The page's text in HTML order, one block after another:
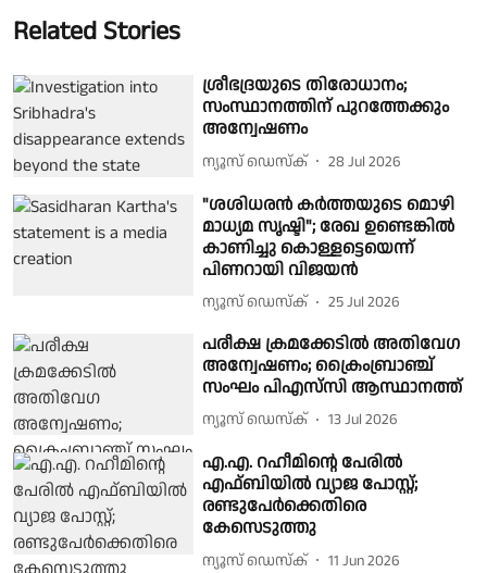
Related Stories
ശ്രീഭദ്രയുടെ തിരോധാനം;
സംസ്ഥാനത്തിന് പുറത്തേക്കും
അന്വേഷണം
ന്യൂസ് ഡെസ്ക് 28 Jul 2026
"ശശിധരൻ കർത്തയുടെ മൊഴി
മാധ്യമ സൃഷ്ടി"; രേഖ ഉണ്ടെങ്കിൽ
കാണിച്ചു കൊള്ളട്ടെയെന്ന്
പിണറായി വിജയൻ
ന്യൂസ് ഡെസ്ക് 25 Jul 2026
പരീക്ഷ ക്രമക്കേടിൽ അതിവേഗ
അന്വേഷണം; ക്രൈംബ്രാഞ്ച്
സംഘം പിഎസ്‌സി ആസ്ഥാനത്ത്
ന്യൂസ് ഡെസ്ക് 13 Jul 2026
എ.എ. റഹീമിന്റെ പേരിൽ
എഫ്ബിയിൽ വ്യാജ പോസ്റ്റ്;
രണ്ടുപേർക്കെതിരെ
കേസെടുത്തു
ന്യൂസ് ഡെസ്ക് 11 Jun 2026